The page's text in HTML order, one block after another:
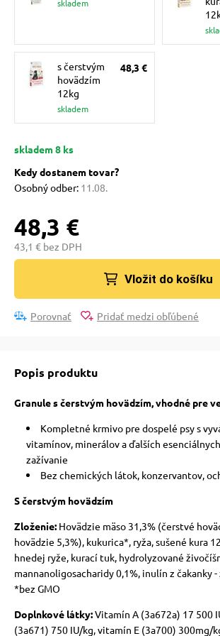
mačky
mačky
poukazy
skladem
s čerstvým
hovädzím
12kg
skladem
48,3 €
skladem 8 ks
Kedy dostanem tovar?
Osobný odber: 11.08.
48,3 €
43,1 € bez DPH
Vložit do košíku
Porovnať Pridať medzi obľúbené
Popis produktu
Granule s čerstvým hovädzím, vhodné pre
Kompletné krmivo pre dospelé psy s
vitamínov, minerálov a ďalších
zažívanie
Bez chemických látok, konzervantov,
S čerstvým hovädzím
Zloženie:Hovädzie mäso 31,3% (čerstvé
hovädzie 5,3%), kukurica*, ryža, sušené kura
hnedej ryže, kurací tuk, hydrolyzované
mannanoligosacharidy 0,1%, inulín z čakanky -
*bez GMO
Doplnkové látky:Vitamín A (3a672a) 17 500
(3a671) 750 IU/kg, vitamín E (3a700) 300mg/